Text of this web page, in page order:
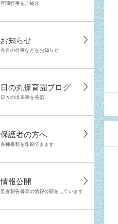
年間行事をご紹介
お知らせ
今月の行事などをお知らせ
日の丸保育園ブログ
日々の出来事を発信
保護者の方へ
各種書類を印刷できます
情報公開
監査報告書等の情報公開をしています